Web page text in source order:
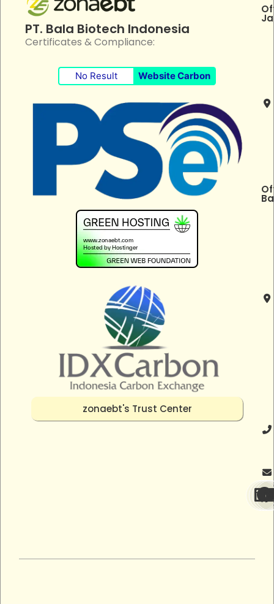
PT. Bala Biotech Indonesia
Certificates & Compliance:
No Result Website Carbon
zonaebt's Trust Center